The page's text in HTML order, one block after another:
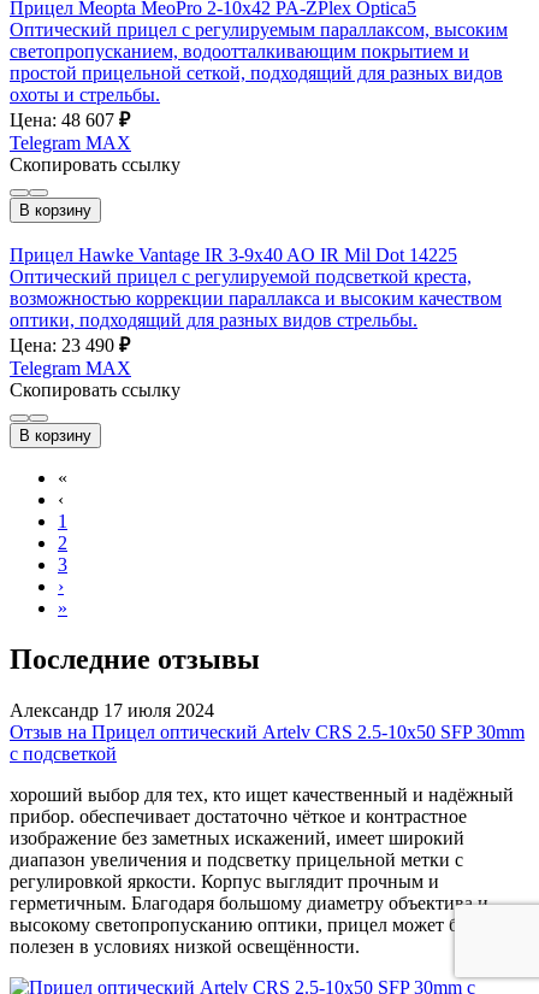
Прицел Meopta MeoPro 2-10х42 PA-ZPlex Optica5
Оптический прицел с регулируемым параллаксом, высоким
светопропусканием, водоотталкивающим покрытием и
простой прицельной сеткой, подходящий для разных видов
охоты и стрельбы.
Цена: 48 607 ₽
Telegram MAX
Скопировать ссылку
В корзину
Прицел Hawke Vantage IR 3-9x40 AO IR Mil Dot 14225
Оптический прицел с регулируемой подсветкой креста,
возможностью коррекции параллакса и высоким качеством
оптики, подходящий для разных видов стрельбы.
Цена: 23 490 ₽
Telegram MAX
Скопировать ссылку
В корзину
«
‹
1
2
3
›
»
Последние отзывы
Александр 17 июля 2024
Отзыв на Прицел оптический Artelv CRS 2.5-10x50 SFP 30mm
с подсветкой
хороший выбор для тех, кто ищет качественный и надёжный
прибор. обеспечивает достаточно чёткое и контрастное
изображение без заметных искажений, имеет широкий
диапазон увеличения и подсветку прицельной метки с
регулировкой яркости. Корпус выглядит прочным и
герметичным. Благодаря большому диаметру объектива и
высокому светопропусканию оптики, прицел может быть
полезен в условиях низкой освещённости.